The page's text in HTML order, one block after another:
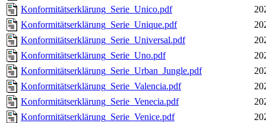
Konformitätserklärung_Serie_Unico.pdf
Konformitätserklärung_Serie_Unique.pdf
Konformitätserklärung_Serie_Universal.pdf
Konformitätserklärung_Serie_Uno.pdf
Konformitätserklärung_Serie_Urban_Jungle.pdf
Konformitätserklärung_Serie_Valencia.pdf
Konformitätserklärung_Serie_Venecia.pdf
Konformitätserklärung_Serie_Venice.pdf